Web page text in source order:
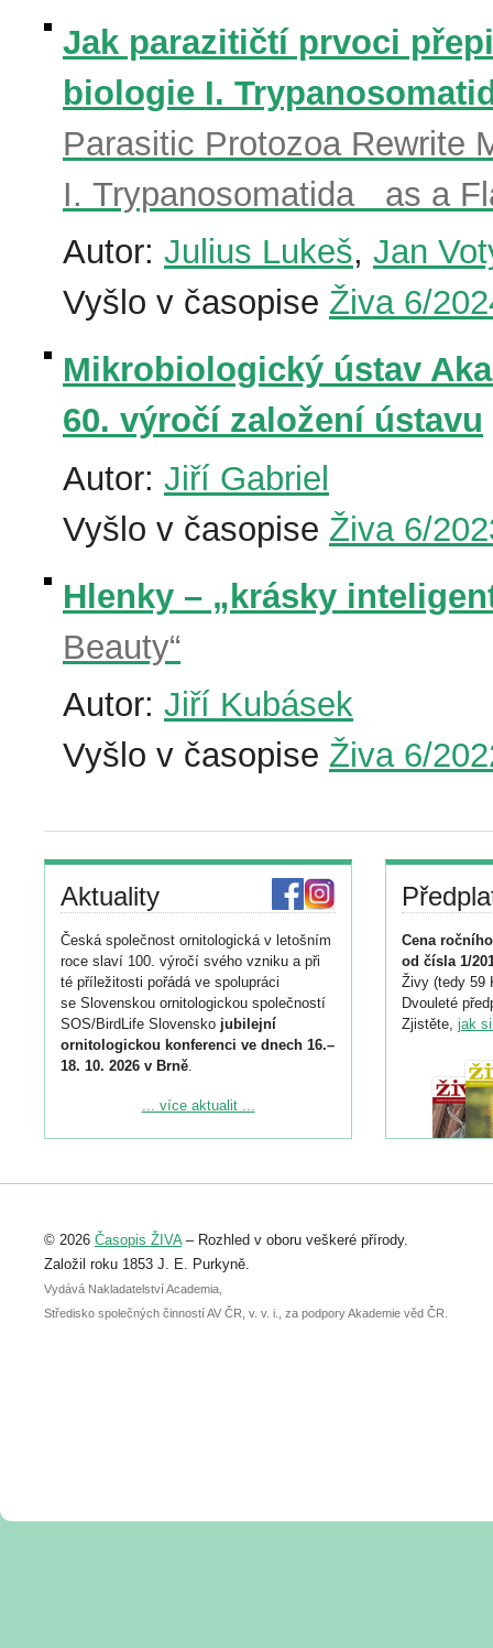
Jak parazitičtí prvoci
biologie I.
Parasitic Protozoa Rewrite
I. Trypanosomatida as a
Autor: Julius Lukeš, Jan
Vyšlo v časopise Živa 6/
Mikrobiologický ústav
60. výročí založení ústavu
Autor: Jiří Gabriel
Vyšlo v časopise Živa 6/
Hlenky – „krásky
Beauty“
Autor: Jiří Kubásek
Vyšlo v časopise Živa 6/
Aktuality
Česká společnost ornitologická v letošním
roce slaví 100. výročí svého vzniku a při
té příležitosti pořádá ve spolupráci
se Slovenskou ornitologickou společností
SOS/BirdLife Slovensko jubilejní
ornitologickou konferenci ve dnech 16.–
18. 10. 2026 v Brně
Podrobnější informace ke konferenci
Registrovat se můžete do 6. září.
abstraktu přihlášené přednášky nebo
posteru je už 30. června.
... více aktualit ...
Cena
od čísla 1/
Živy (tedy 59
Dvouleté
Zjistěte, jak
© 2026 Časopis ŽIVA– Rozhled v oboru veškeré přírody.
Založil roku 1853 J. E. Purkyně.
Vydává Nakladatelství Academia,
Středisko společných činností AV ČR, v. v. i., za podpory Akademie věd ČR.